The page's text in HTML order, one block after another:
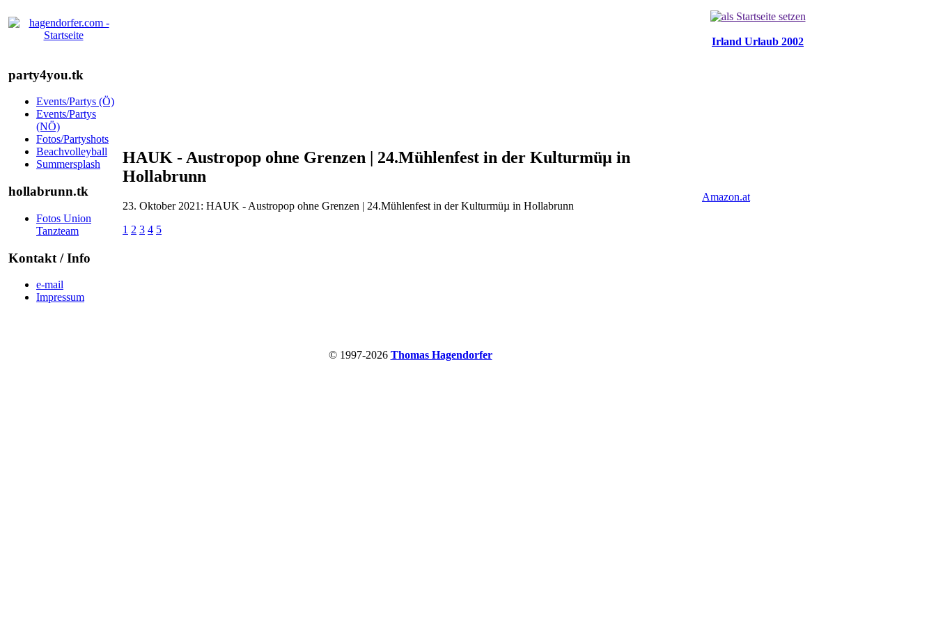
Irland Urlaub 2002
party4you.tk
Events/Partys (Ö)
Events/Partys
(NÖ)
Fotos/Partyshots
Beachvolleyball
Summersplash
hollabrunn.tk
Fotos Union
Tanzteam
Kontakt / Info
e-mail
Impressum
HAUK - Austropop ohne Grenzen | 24.Mühlenfest in der Kulturmüµ in
Hollabrunn
23. Oktober 2021: HAUK - Austropop ohne Grenzen | 24.Mühlenfest in der Kulturmüµ in Hollabrunn
1 2 3 4 5
Amazon.at
© 1997-2026 Thomas Hagendorfer